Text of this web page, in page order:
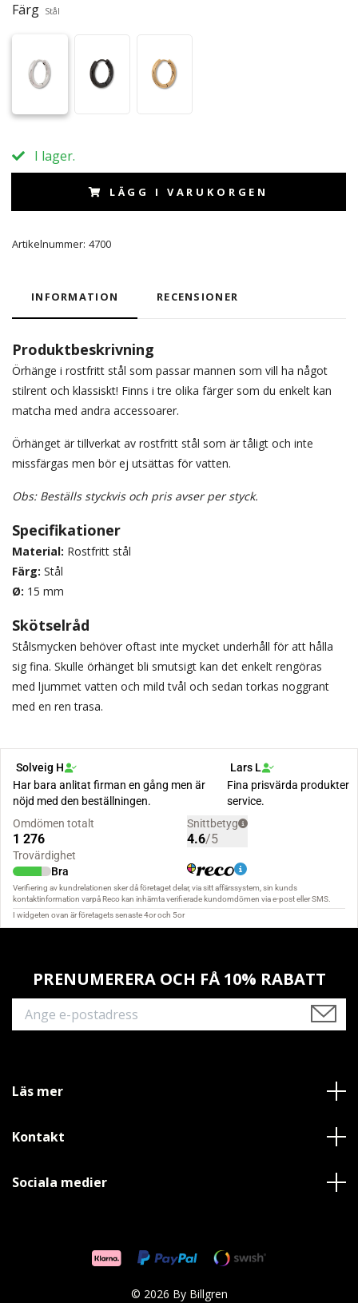
Färg Stål
I lager.
LÄGG I VARUKORGEN
Artikelnummer: 4700
INFORMATION RECENSIONER
Produktbeskrivning
Örhänge i rostfritt stål som passar mannen som vill ha något
stilrent och klassiskt! Finns i tre olika färger som du enkelt kan
matcha med andra accessoarer.
Örhänget är tillverkat av rostfritt stål som är tåligt och inte
missfärgas men bör ej utsättas för vatten.
Obs: Beställs styckvis och pris avser per styck.
Specifikationer
Material: Rostfritt stål
Färg: Stål
Ø: 15 mm
Skötselråd
Stålsmycken behöver oftast inte mycket underhåll för att hålla
sig fina. Skulle örhänget bli smutsigt kan det enkelt rengöras
med ljummet vatten och mild tvål och sedan torkas noggrant
med en ren trasa.
PRENUMERERA OCH FÅ 10% RABATT
Läs mer
Kontakt
Sociala medier
© 2026 By Billgren